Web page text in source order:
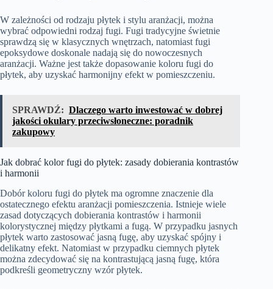
W zależności od rodzaju płytek i stylu aranżacji, można
wybrać odpowiedni rodzaj fugi. Fugi tradycyjne świetnie
sprawdzą się w klasycznych wnętrzach, natomiast fugi
epoksydowe doskonale nadają się do nowoczesnych
aranżacji. Ważne jest także dopasowanie koloru fugi do
płytek, aby uzyskać harmonijny efekt w pomieszczeniu.
SPRAWDŹ: Dlaczego warto inwestować w dobrej
jakości okulary przeciwsłoneczne: poradnik
zakupowy
Jak dobrać kolor fugi do płytek: zasady dobierania kontrastów
i harmonii
Dobór koloru fugi do płytek ma ogromne znaczenie dla
ostatecznego efektu aranżacji pomieszczenia. Istnieje wiele
zasad dotyczących dobierania kontrastów i harmonii
kolorystycznej między płytkami a fugą. W przypadku jasnych
płytek warto zastosować jasną fugę, aby uzyskać spójny i
delikatny efekt. Natomiast w przypadku ciemnych płytek
można zdecydować się na kontrastującą jasną fugę, która
podkreśli geometryczny wzór płytek.